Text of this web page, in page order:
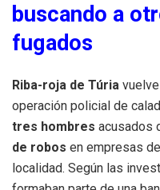
buscando a
fugados
Riba-roja de Túria
operación policial de
tres hombres acusados
de robos en empresas
localidad. Según las